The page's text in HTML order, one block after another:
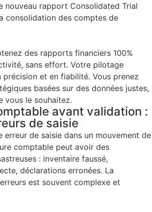
nouveau rapport Consolidated Trial
consolidation des comptes de
des rapports financiers 100%
sans effort. Votre pilotage
précision et en fiabilité. Vous prenez
basées sur des données justes,
vous le souhaitez.
avant validation :
de saisie
erreur de saisie dans un mouvement de
comptable peut avoir des
: inventaire faussé,
déclarations erronées. La
est souvent complexe et